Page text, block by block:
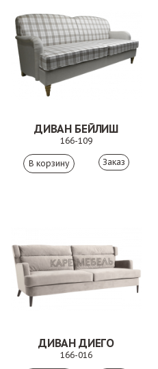
ДИВАН БЕЙЛИШ
166-109
Заказ
ДИВАН ДИЕГО
166-016